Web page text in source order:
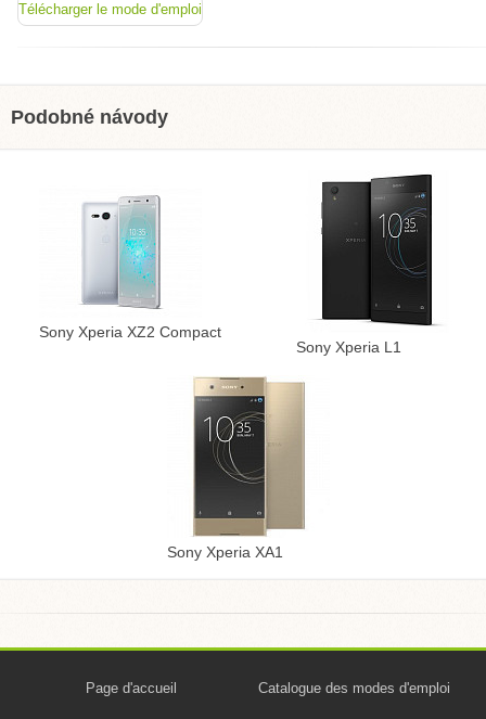
Télécharger le mode d'emploi
Podobné návody
Sony Xperia XZ2 Compact
Sony Xperia L1
Sony Xperia XA1
Page d'accueil Catalogue des modes d'emploi